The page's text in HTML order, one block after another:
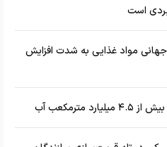
است
مواد غذایی به شدت افزایش
مترمکعب آب